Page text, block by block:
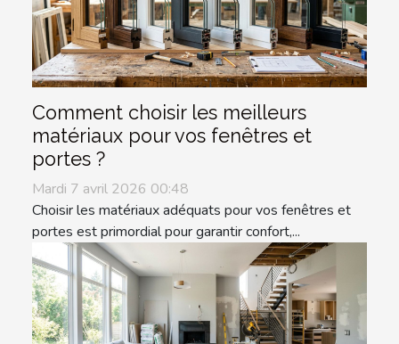
Comment choisir les meilleurs
matériaux pour vos fenêtres et
portes ?
Mardi 7 avril 2026 00:48
Choisir les matériaux adéquats pour vos fenêtres et
portes est primordial pour garantir confort,...